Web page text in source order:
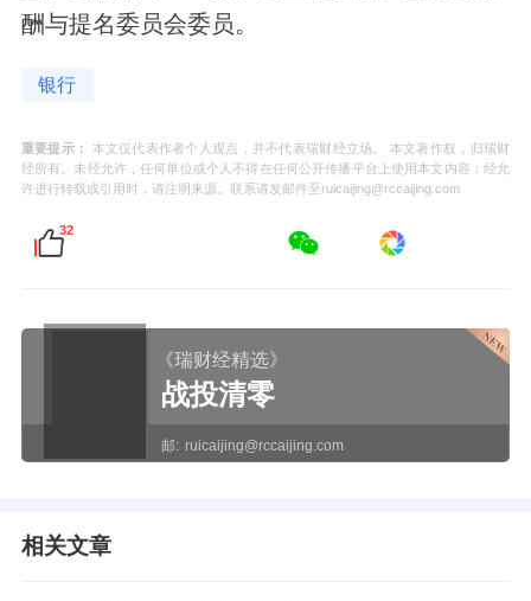
酬与提名委员会委员。
银行
重要提示：
本文仅代表作者个人观点，并不代表瑞财经立场。 本文著作权，归瑞财
经所有。未经允许，任何单位或个人不得在任何公开传播平台上使用本文内容；经允
许进行转载或引用时，请注明来源。联系请发邮件至ruicaijing@rccaijing.com
32
《瑞财经精选》
战投清零
邮: ruicaijing@rccaijing.com
相关文章